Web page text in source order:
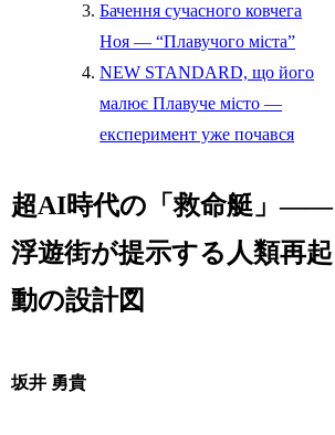
Бачення сучасного ковчега
Ноя — “Плавучого міста”
NEW STANDARD, що його
малює Плавуче місто —
експеримент уже почався
超AI時代の「救命艇」――
浮遊街が提示する人類再起
動の設計図
坂井 勇貴